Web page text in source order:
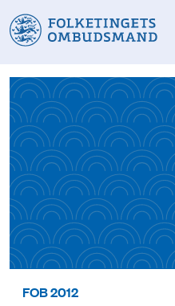
FOB 2012